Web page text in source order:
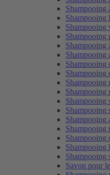
Shampooing
Shampooing
Shampooing
Shampooing
Shampooing
Shampooing
Shampooing
Shampooing
Shampooing
Shampooing
Shampooing
Shampooing
Shampooing
Shampooing
Shampooing
Shampooing
Shampooing
Savon pour